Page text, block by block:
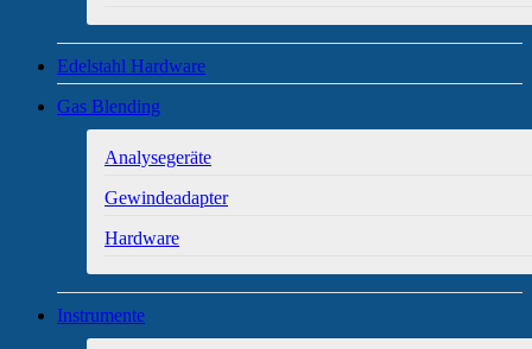
Edelstahl Hardware
Gas Blending
Analysegeräte
Gewindeadapter
Hardware
Instrumente